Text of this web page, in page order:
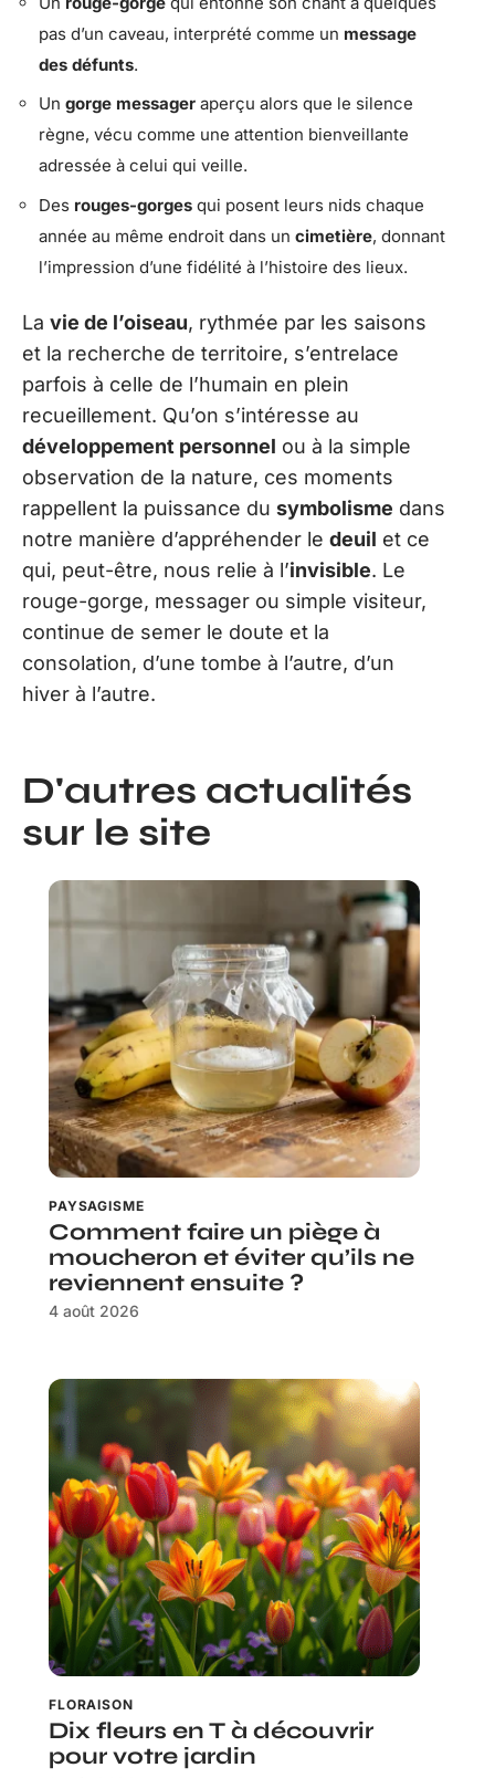
pas d’un caveau, interprété comme un message
des défunts.
Un gorge messager aperçu alors que le silence
règne, vécu comme une attention bienveillante
adressée à celui qui veille.
Des rouges-gorges qui posent leurs nids chaque
année au même endroit dans un cimetière, donnant
l’impression d’une fidélité à l’histoire des lieux.
La vie de l’oiseau, rythmée par les saisons
et la recherche de territoire, s’entrelace
parfois à celle de l’humain en plein
recueillement. Qu’on s’intéresse au
développement personnel ou à la simple
observation de la nature, ces moments
rappellent la puissance du symbolisme dans
notre manière d’appréhender le deuil et ce
qui, peut-être, nous relie à l’invisible. Le
rouge-gorge, messager ou simple visiteur,
continue de semer le doute et la
consolation, d’une tombe à l’autre, d’un
hiver à l’autre.
D'autres actualités
sur le site
PAYSAGISME
Comment faire un piège à
moucheron et éviter qu’ils ne
reviennent ensuite ?
4 août 2026
FLORAISON
Dix fleurs en T à découvrir
pour votre jardin